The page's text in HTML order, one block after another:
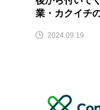
業・カクイチ
2024.09.19